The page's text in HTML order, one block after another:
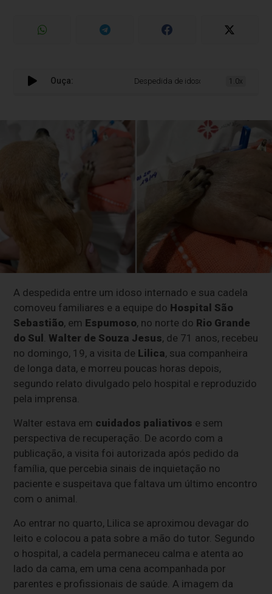
Ouça: Despedida de idoso com cachorrinha
1.0x
A despedida entre um idoso internado e sua cadela
comoveu familiares e a equipe do Hospital São
Sebastião, em Espumoso, no norte do Rio Grande
do Sul .Walter de Souza Jesus, de 71 anos, recebeu
no domingo, 19, a visita de Lilica, sua companheira
de longa data, e morreu poucas horas depois,
segundo relato divulgado pelo hospital e reproduzido
pela imprensa.
Walter estava em cuidados paliativos e sem
perspectiva de recuperação. De acordo com a
publicação, a visita foi autorizada após pedido da
família, que percebia sinais de inquietação no
paciente e suspeitava que faltava um último encontro
com o animal.
Ao entrar no quarto, Lilica se aproximou devagar do
leito e colocou a pata sobre a mão do tutor. Segundo
o hospital, a cadela permaneceu calma e atenta ao
lado da cama, em uma cena acompanhada por
parentes e profissionais de saúde. A imagem da